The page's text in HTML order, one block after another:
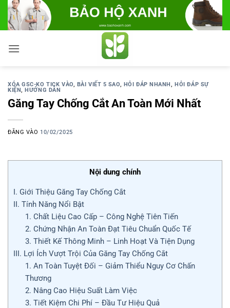
Bỏ
qua
nội
dung
XÓA GSC-KO TICK VÀO, BÀI VIẾT 5 SAO, HỎI ĐÁP NHANH, HỎI ĐÁP SỰ
KIỆN, HƯỚNG DẪN
Găng Tay Chống Cắt An Toàn Mới Nhất
ĐĂNG VÀO 10/02/2025
Nội dung chính
I. Giới Thiệu Găng Tay Chống Cắt
II. Tính Năng Nổi Bật
1. Chất Liệu Cao Cấp – Công Nghệ Tiên Tiến
2. Chứng Nhận An Toàn Đạt Tiêu Chuẩn Quốc Tế
3. Thiết Kế Thông Minh – Linh Hoạt Và Tiện Dụng
III. Lợi Ích Vượt Trội Của Găng Tay Chống Cắt
1. An Toàn Tuyệt Đối – Giảm Thiểu Nguy Cơ Chấn
Thương
2. Nâng Cao Hiệu Suất Làm Việc
3. Tiết Kiệm Chi Phí – Đầu Tư Hiệu Quả